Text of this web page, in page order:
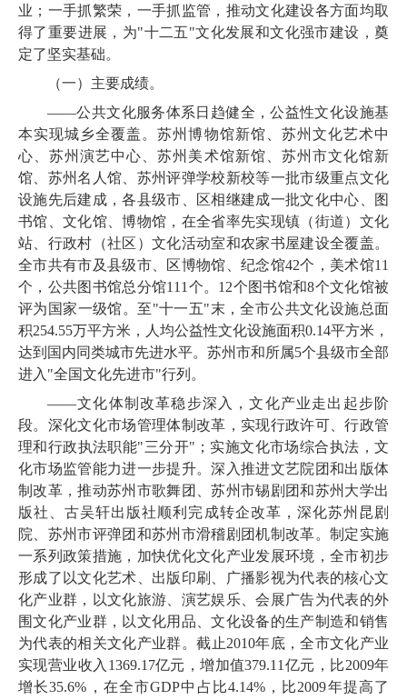
业；一手抓繁荣，一手抓监管， 推动文化建设各方面均取
得了重要进展，为"十二五"文化发展和文化强市建设，奠
定了坚实基础。
（一）主要成绩。
——公共文化服务体系日趋健全，公益性文化设施基
本实现城乡全覆盖。苏州博物馆新馆、苏州文化艺术中
心、苏州演艺中心、苏州美术馆新馆、苏州市文化馆新
馆、苏州名人馆、苏州评弹学校新校等一批市级重点文化
设施先后建成，各县级市、区相继建成一批文化中心、图
书馆、文化馆、博物馆， 在全省率先实现镇（街道）文化
站、行政村（社区）文化活动室和农家书屋建设全覆盖。
全市共有市及县级市、区博物馆、纪念馆42个， 美术馆11
个，公共图书馆总分馆111 个。 12个图书馆和8个文化馆被
评为国家一级馆。至"十一五"末，全市公共文化设施总面
积254.55万平方米，人均公益性文化设施面积0.14平方米，
达到国内同类城市先进水平。苏州市和所属5个县级市全部
进入"全国文化先进市"行列。
——文化体制改革稳步深入，文化产业走出起步阶
段。深化文化市场管理体制改革，实现行政许可、行政管
理和行政执法职能"三分开"；实施文化市场综合执法， 文
化市场监管能力进一步提升。深入推进文艺院团和出版体
制改革，推动苏州市歌舞团、苏州市锡剧团和苏州大学出
版社、古吴轩出版社顺利完成转企改革，深化苏州昆剧
院、苏州市评弹团和苏州市滑稽剧团机制改革。 制定实施
一系列政策措施，加快优化文化产业发展环境，全市初步
形成了以文化艺术、出版印刷、广播影视为代表的核心文
化产业群，以文化旅游、演艺娱乐、会展广告为代表的外
围文化产业群，以文化用品、文化设备的生产制造和销售
为代表的相关文化产业群。截止2010年底，全市文化产业
实现营业收入 1369.17亿元，增加值379.11 亿元，比2009年
增长35.6% ，在全市GDP中占比4.14%，比2009年提高了